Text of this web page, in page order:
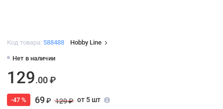
Код товара: 588488 Hobby Line
Нет в наличии
129.00 ₽
-47 % 69₽ 129 ₽ от 5 шт